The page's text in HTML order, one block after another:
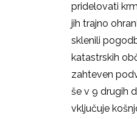
pridelovati
jih trajno
sklenili
katastrskih
zahteven
še v 9 drugih
vključuje